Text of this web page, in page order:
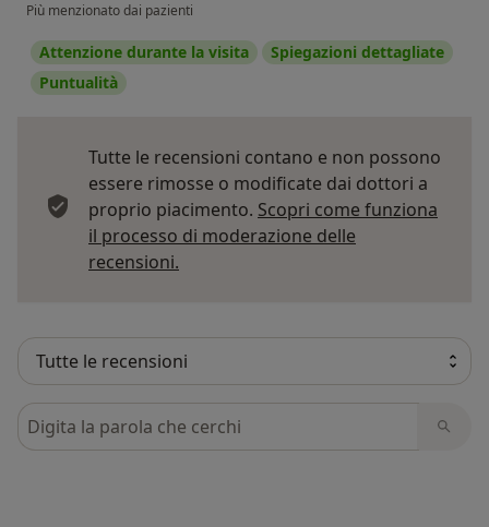
Più menzionato dai pazienti
Attenzione durante la visita
Spiegazioni dettagliate
Puntualità
Tutte le recensioni contano e non possono
essere rimosse o modificate dai dottori a
proprio piacimento. Scopri come funziona
il processo di moderazione delle
recensioni.
Cerca nelle recensioni